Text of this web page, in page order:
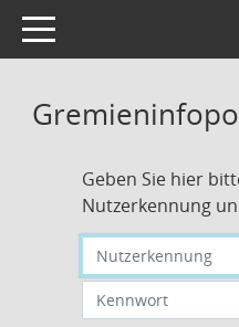
Toggle navigation
Geben Sie hier
Nutzerkennung
Nutzerkennung
Kennwort eingeben